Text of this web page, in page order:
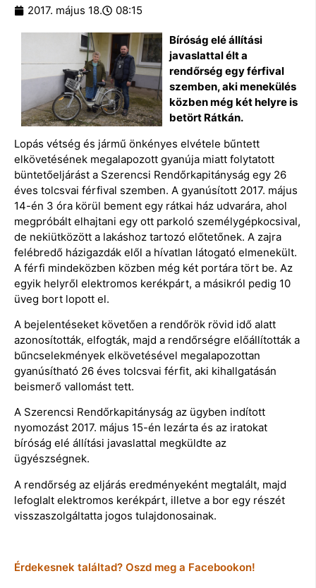
2017. május 18. 08:15
Bíróság elé állítási
javaslattal élt a
rendőrség egy férfival
szemben, aki menekülés
közben még két helyre is
betört Rátkán.
Lopás vétség és jármű önkényes elvétele bűntett
elkövetésének megalapozott gyanúja miatt folytatott
büntetőeljárást a Szerencsi Rendőrkapitányság egy 26
éves tolcsvai férfival szemben. A gyanúsított 2017. május
14-én 3 óra körül bement egy rátkai ház udvarára, ahol
megpróbált elhajtani egy ott parkoló személygépkocsival,
de nekiütközött a lakáshoz tartozó előtetőnek. A zajra
felébredő házigazdák elől a hívatlan látogató elmenekült.
A férfi mindeközben közben még két portára tört be. Az
egyik helyről elektromos kerékpárt, a másikról pedig 10
üveg bort lopott el.
A bejelentéseket követően a rendőrök rövid idő alatt
azonosították, elfogták, majd a rendőrségre előállították a
bűncselekmények elkövetésével megalapozottan
gyanúsítható 26 éves tolcsvai férfit, aki kihallgatásán
beismerő vallomást tett.
A Szerencsi Rendőrkapitányság az ügyben indított
nyomozást 2017. május 15-én lezárta és az iratokat
bíróság elé állítási javaslattal megküldte az
ügyészségnek.
A rendőrség az eljárás eredményeként megtalált, majd
lefoglalt elektromos kerékpárt, illetve a bor egy részét
visszaszolgáltatta jogos tulajdonosainak.
Érdekesnek találtad? Oszd meg a Facebookon!